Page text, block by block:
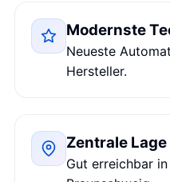
Modernste
Neueste
Hersteller.
Zentrale Lage
Gut erreichbar